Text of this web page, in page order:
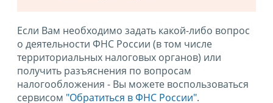
Если Вам необходимо задать какой-либо вопрос
о деятельности ФНС России (в том числе
территориальных налоговых органов) или
получить разъяснения по вопросам
налогообложения - Вы можете воспользоваться
сервисом "Обратиться в ФНС России".